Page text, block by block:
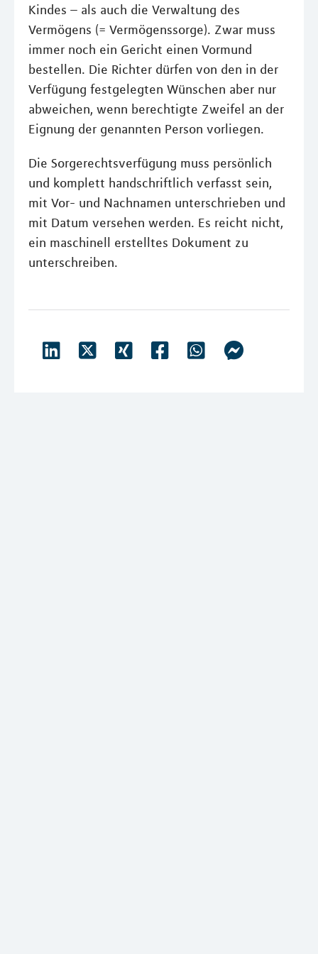
Kindes – als auch die Verwaltung des
Vermögens (= Vermögenssorge). Zwar muss
immer noch ein Gericht einen Vormund
bestellen. Die Richter dürfen von den in der
Verfügung festgelegten Wünschen aber nur
abweichen, wenn berechtigte Zweifel an der
Eignung der genannten Person vorliegen.
Die Sorgerechtsverfügung muss persönlich
und komplett handschriftlich verfasst sein,
mit Vor- und Nachnamen unterschrieben und
mit Datum versehen werden. Es reicht nicht,
ein maschinell erstelltes Dokument zu
unterschreiben.